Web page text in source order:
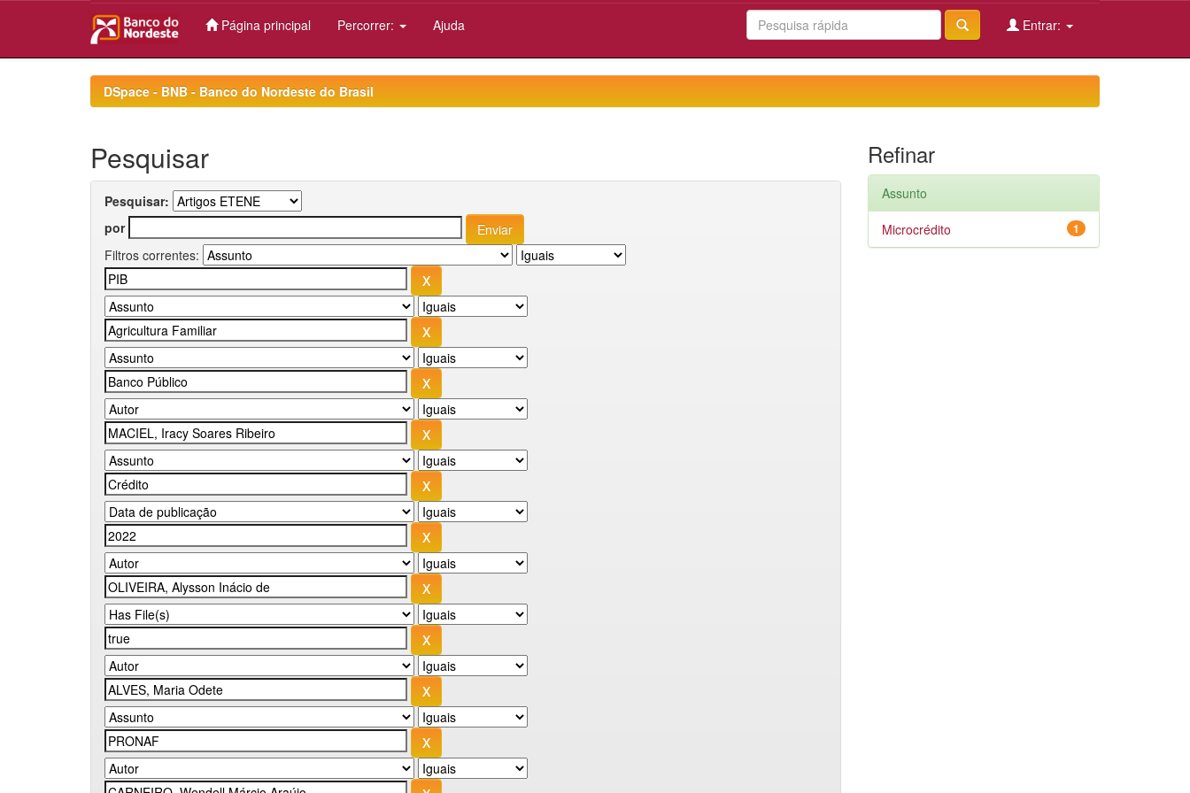
Página principal Percorrer: Ajuda Entrar:
DSpace - BNB - Banco do Nordeste do Brasil
Pesquisar
Pesquisar:
por
Filtros correntes:
Refinar
Assunto
1
Microcrédito